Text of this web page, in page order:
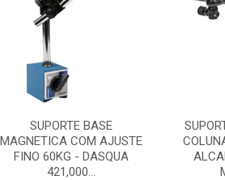
SUPORTE BASE
MAGNETICA COM AJUSTE
FINO 60KG - DASQUA
421,000...